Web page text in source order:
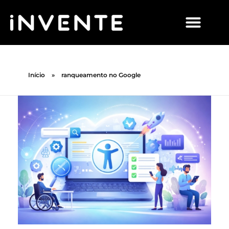
Início » ranqueamento no Google